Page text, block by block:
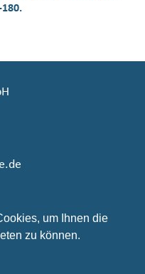
.
Uhr
um Ihnen die
zu können.